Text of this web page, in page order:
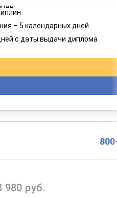
руб.
– 5 календарных дней
с даты выдачи диплома
980 руб.